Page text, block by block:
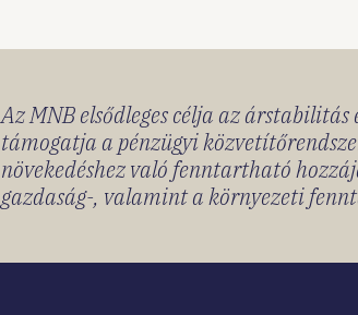
Az MNB elsődleges célja az árstabilitás
támogatja a pénzügyi
növekedéshez való fenntartható
gazdaság-, valamint a környezeti